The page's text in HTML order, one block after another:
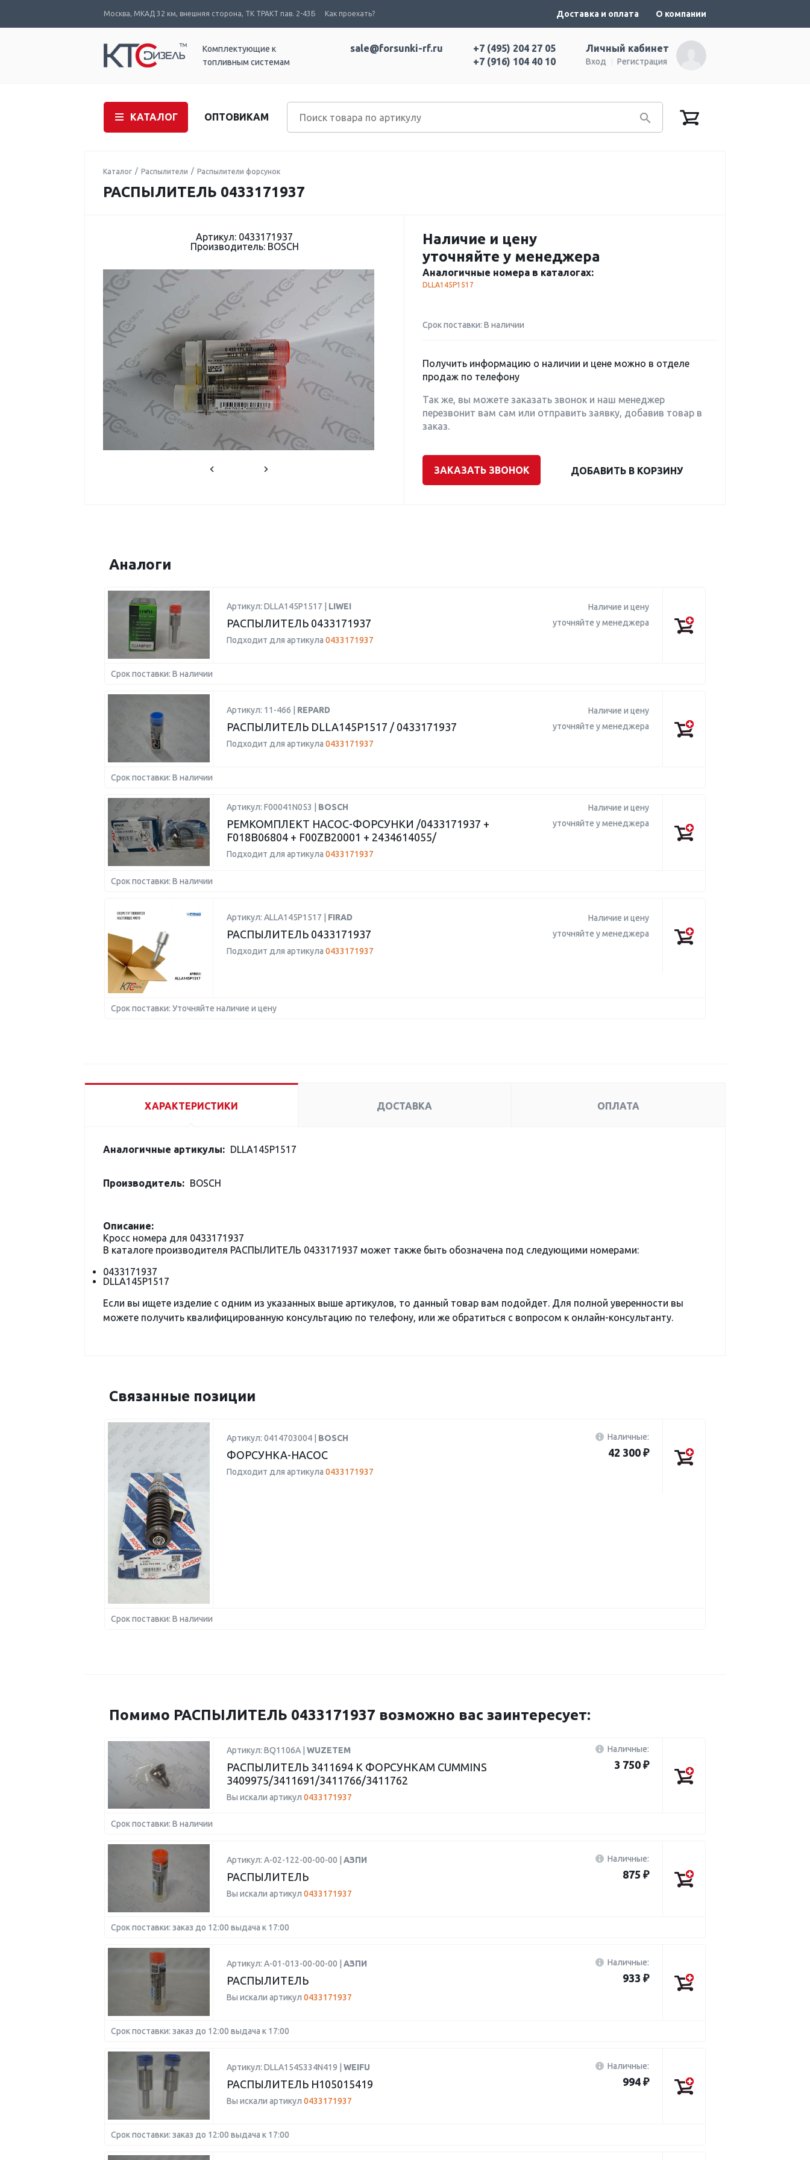
Москва, МКАД 32 км, внешняя сторона, ТК ТРАКТ пав. 2-43Б Как проехать? Доставка и оплата О компании
Комплектующие к
топливным системам
Личный кабинет
Вход Регистрация
+7 (495) 204 27 05
+7 (916) 104 40 10
sale@forsunki-rf.ru
КАТАЛОГ ОПТОВИКАМ
Каталог Распылители Распылители форсунок
РАСПЫЛИТЕЛЬ 0433171937
Артикул: 0433171937
Производитель: BOSCH
Наличие и цену
уточняйте у менеджера
Аналогичные номера в каталогах:
DLLA145P1517
Срок поставки: В наличии
Получить информацию о наличии и цене можно в отделе
продаж по телефону
Так же, вы можете заказать звонок и наш менеджер
перезвонит вам сам или отправить заявку, добавив товар в
заказ.
ЗАКАЗАТЬ ЗВОНОК ДОБАВИТЬ В КОРЗИНУ
Аналоги
Артикул: DLLA145P1517 | LIWEI
РАСПЫЛИТЕЛЬ 0433171937
Подходит для артикула 0433171937
Наличие и цену
уточняйте у менеджера
Срок поставки: В наличии
Артикул: 11-466 | REPARD
РАСПЫЛИТЕЛЬ DLLA145P1517 / 0433171937
Подходит для артикула 0433171937
Наличие и цену
уточняйте у менеджера
Срок поставки: В наличии
Артикул: F00041N053 | BOSCH
РЕМКОМПЛЕКТ НАСОС-ФОРСУНКИ /0433171937 +
F018B06804 + F00ZB20001 + 2434614055/
Подходит для артикула 0433171937
Наличие и цену
уточняйте у менеджера
Срок поставки: В наличии
Артикул: ALLA145P1517 | FIRAD
РАСПЫЛИТЕЛЬ 0433171937
Подходит для артикула 0433171937
Наличие и цену
уточняйте у менеджера
Срок поставки: Уточняйте наличие и цену
ХАРАКТЕРИСТИКИ ДОСТАВКА ОПЛАТА
Аналогичные артикулы: DLLA145P1517
Производитель: BOSCH
Описание:
Кросс номера для 0433171937
В каталоге производителя РАСПЫЛИТЕЛЬ 0433171937 может также быть обозначена под следующими номерами:
0433171937
DLLA145P1517
Если вы ищете изделие с одним из указанных выше артикулов, то данный товар вам подойдет. Для полной уверенности вы
можете получить квалифицированную консультацию по телефону, или же обратиться с вопросом к онлайн-консультанту.
Связанные позиции
Артикул: 0414703004 | BOSCH
ФОРСУНКА-НАСОС
Подходит для артикула 0433171937
Наличные:
42 300 ₽
Срок поставки: В наличии
Помимо РАСПЫЛИТЕЛЬ 0433171937 возможно вас заинтересует:
Артикул: BQ1106A | WUZETEM
РАСПЫЛИТЕЛЬ 3411694 К ФОРСУНКАМ CUMMINS
3409975/3411691/3411766/3411762
Вы искали артикул 0433171937
Наличные:
3 750 ₽
Срок поставки: В наличии
Артикул: А-02-122-00-00-00 | АЗПИ
РАСПЫЛИТЕЛЬ
Вы искали артикул 0433171937
Наличные:
875 ₽
Срок поставки: заказ до 12:00 выдача к 17:00
Артикул: А-01-013-00-00-00 | АЗПИ
РАСПЫЛИТЕЛЬ
Вы искали артикул 0433171937
Наличные:
933 ₽
Срок поставки: заказ до 12:00 выдача к 17:00
Артикул: DLLA154S334N419 | WEIFU
РАСПЫЛИТЕЛЬ H105015419
Вы искали артикул 0433171937
Наличные:
994 ₽
Срок поставки: заказ до 12:00 выдача к 17:00